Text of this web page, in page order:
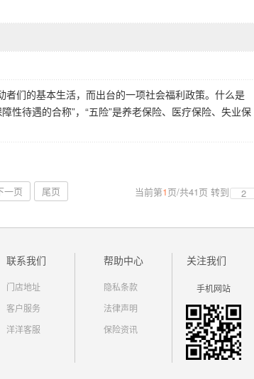
们的基本生活，而出台的一项社会福利政策。什么是
性待遇的合称”，“五险”是养老保险、医疗保险、失业保
一页 尾页 当前第1页/共41页 转到
联系我们
门店地址
客户服务
洋洋客服
帮助中心
隐私条款
法律声明
保险资讯
关注我们
手机网站